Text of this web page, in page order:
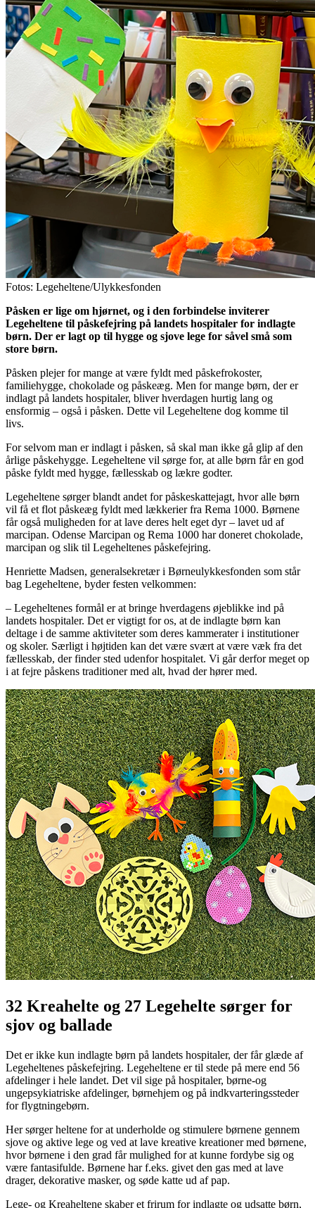
Fotos: Legeheltene/Ulykkesfonden
Påsken er lige om hjørnet, og i den forbindelse inviterer
Legeheltene til påskefejring på landets hospitaler for indlagte
børn. Der er lagt op til hygge og sjove lege for såvel små som
store børn.
Påsken plejer for mange at være fyldt med påskefrokoster,
familiehygge, chokolade og påskeæg. Men for mange børn, der er
indlagt på landets hospitaler, bliver hverdagen hurtig lang og
ensformig – også i påsken. Dette vil Legeheltene dog komme til
livs.
For selvom man er indlagt i påsken, så skal man ikke gå glip af den
årlige påskehygge. Legeheltene vil sørge for, at alle børn får en god
påske fyldt med hygge, fællesskab og lækre godter.
Legeheltene sørger blandt andet for påskeskattejagt, hvor alle børn
vil få et flot påskeæg fyldt med lækkerier fra Rema 1000. Børnene
får også muligheden for at lave deres helt eget dyr – lavet ud af
marcipan. Odense Marcipan og Rema 1000 har doneret chokolade,
marcipan og slik til Legeheltenes påskefejring.
Henriette Madsen, generalsekretær i Børneulykkesfonden som står
bag Legeheltene, byder festen velkommen:
– Legeheltenes formål er at bringe hverdagens øjeblikke ind på
landets hospitaler. Det er vigtigt for os, at de indlagte børn kan
deltage i de samme aktiviteter som deres kammerater i institutioner
og skoler. Særligt i højtiden kan det være svært at være væk fra det
fællesskab, der finder sted udenfor hospitalet. Vi går derfor meget op
i at fejre påskens traditioner med alt, hvad der hører med.
32 Kreahelte og 27 Legehelte sørger for
sjov og ballade
Det er ikke kun indlagte børn på landets hospitaler, der får glæde af
Legeheltenes påskefejring. Legeheltene er til stede på mere end 56
afdelinger i hele landet. Det vil sige på hospitaler, børne-og
ungepsykiatriske afdelinger, børnehjem og på indkvarteringssteder
for flygtningebørn.
Her sørger heltene for at underholde og stimulere børnene gennem
sjove og aktive lege og ved at lave kreative kreationer med børnene,
hvor børnene i den grad får mulighed for at kunne fordybe sig og
være fantasifulde. Børnene har f.eks. givet den gas med at lave
drager, dekorative masker, og søde katte ud af pap.
Lege- og Kreaheltene skaber et frirum for indlagte og udsatte børn,